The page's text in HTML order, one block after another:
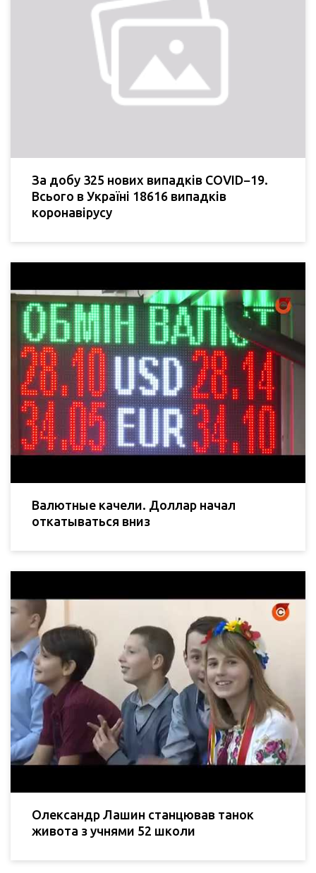
За добу 325 нових випадків COVID−19.
Всього в Україні 18616 випадків
коронавірусу
Валютные качели. Доллар начал
откатываться вниз
Олександр Лашин станцював танок
живота з учнями 52 школи